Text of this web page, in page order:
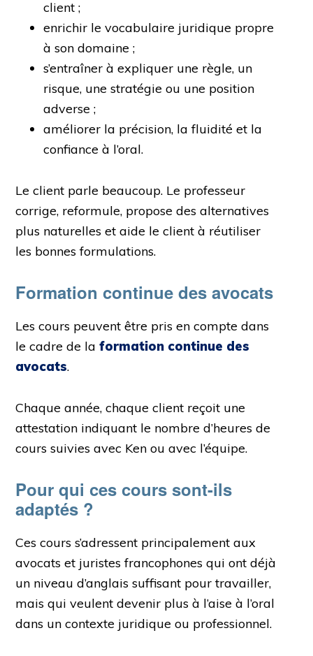
client ;
enrichir le vocabulaire juridique propre
à son domaine ;
s’entraîner à expliquer une règle, un
risque, une stratégie ou une position
adverse ;
améliorer la précision, la fluidité et la
confiance à l’oral.
Le client parle beaucoup. Le professeur
corrige, reformule, propose des alternatives
plus naturelles et aide le client à réutiliser
les bonnes formulations.
Formation continue des avocats
Les cours peuvent être pris en compte dans
le cadre de laformation continue des
avocats.
Chaque année, chaque client reçoit une
attestation indiquant le nombre d’heures de
cours suivies avec Ken ou avec l’équipe.
Pour qui ces cours sont-ils
adaptés ?
Ces cours s’adressent principalement aux
avocats et juristes francophones qui ont déjà
un niveau d’anglais suffisant pour travailler,
mais qui veulent devenir plus à l’aise à l’oral
dans un contexte juridique ou professionnel.